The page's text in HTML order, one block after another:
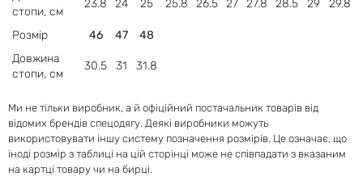
стопи, см
23.8 24 25 25.8 26.5 27 27.8 28.5 29 29.8
Розмір 46 47
48
Довжина
стопи, см
30.5 31 31.8
Ми не тільки виробник, а й офіційний постачальник товарів від
відомих брендів спецодягу. Деякі виробники можуть
використовувати іншу систему позначення розмірів. Це означає, що
іноді розмір з таблиці на цій сторінці може не співпадати з вказаним
на картці товару чи на бирці.